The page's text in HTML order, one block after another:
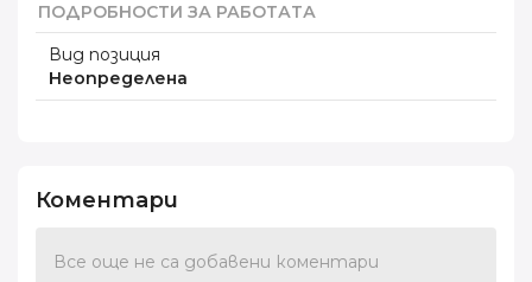
ПОДРОБНОСТИ ЗА РАБОТАТА
Вид позиция
Неопределена
Коментари
Все още не са добавени коментари